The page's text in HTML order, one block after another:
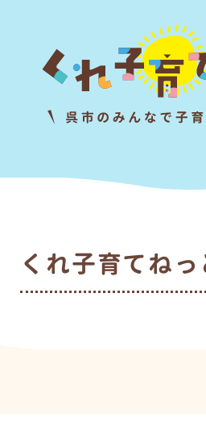
くれ子育てね